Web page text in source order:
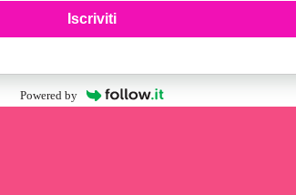
Iscriviti
Powered by